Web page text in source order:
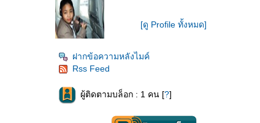
[ดู Profile ทั้งหมด]
ฝากข้อความหลังไมค์
Rss Feed
ผู้ติดตามบล็อก : 1 คน [?]